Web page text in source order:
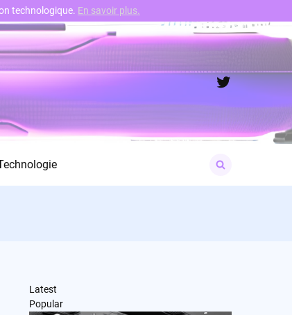
Twitter
for:
Latest
Popular
technologique. En savoir plus.